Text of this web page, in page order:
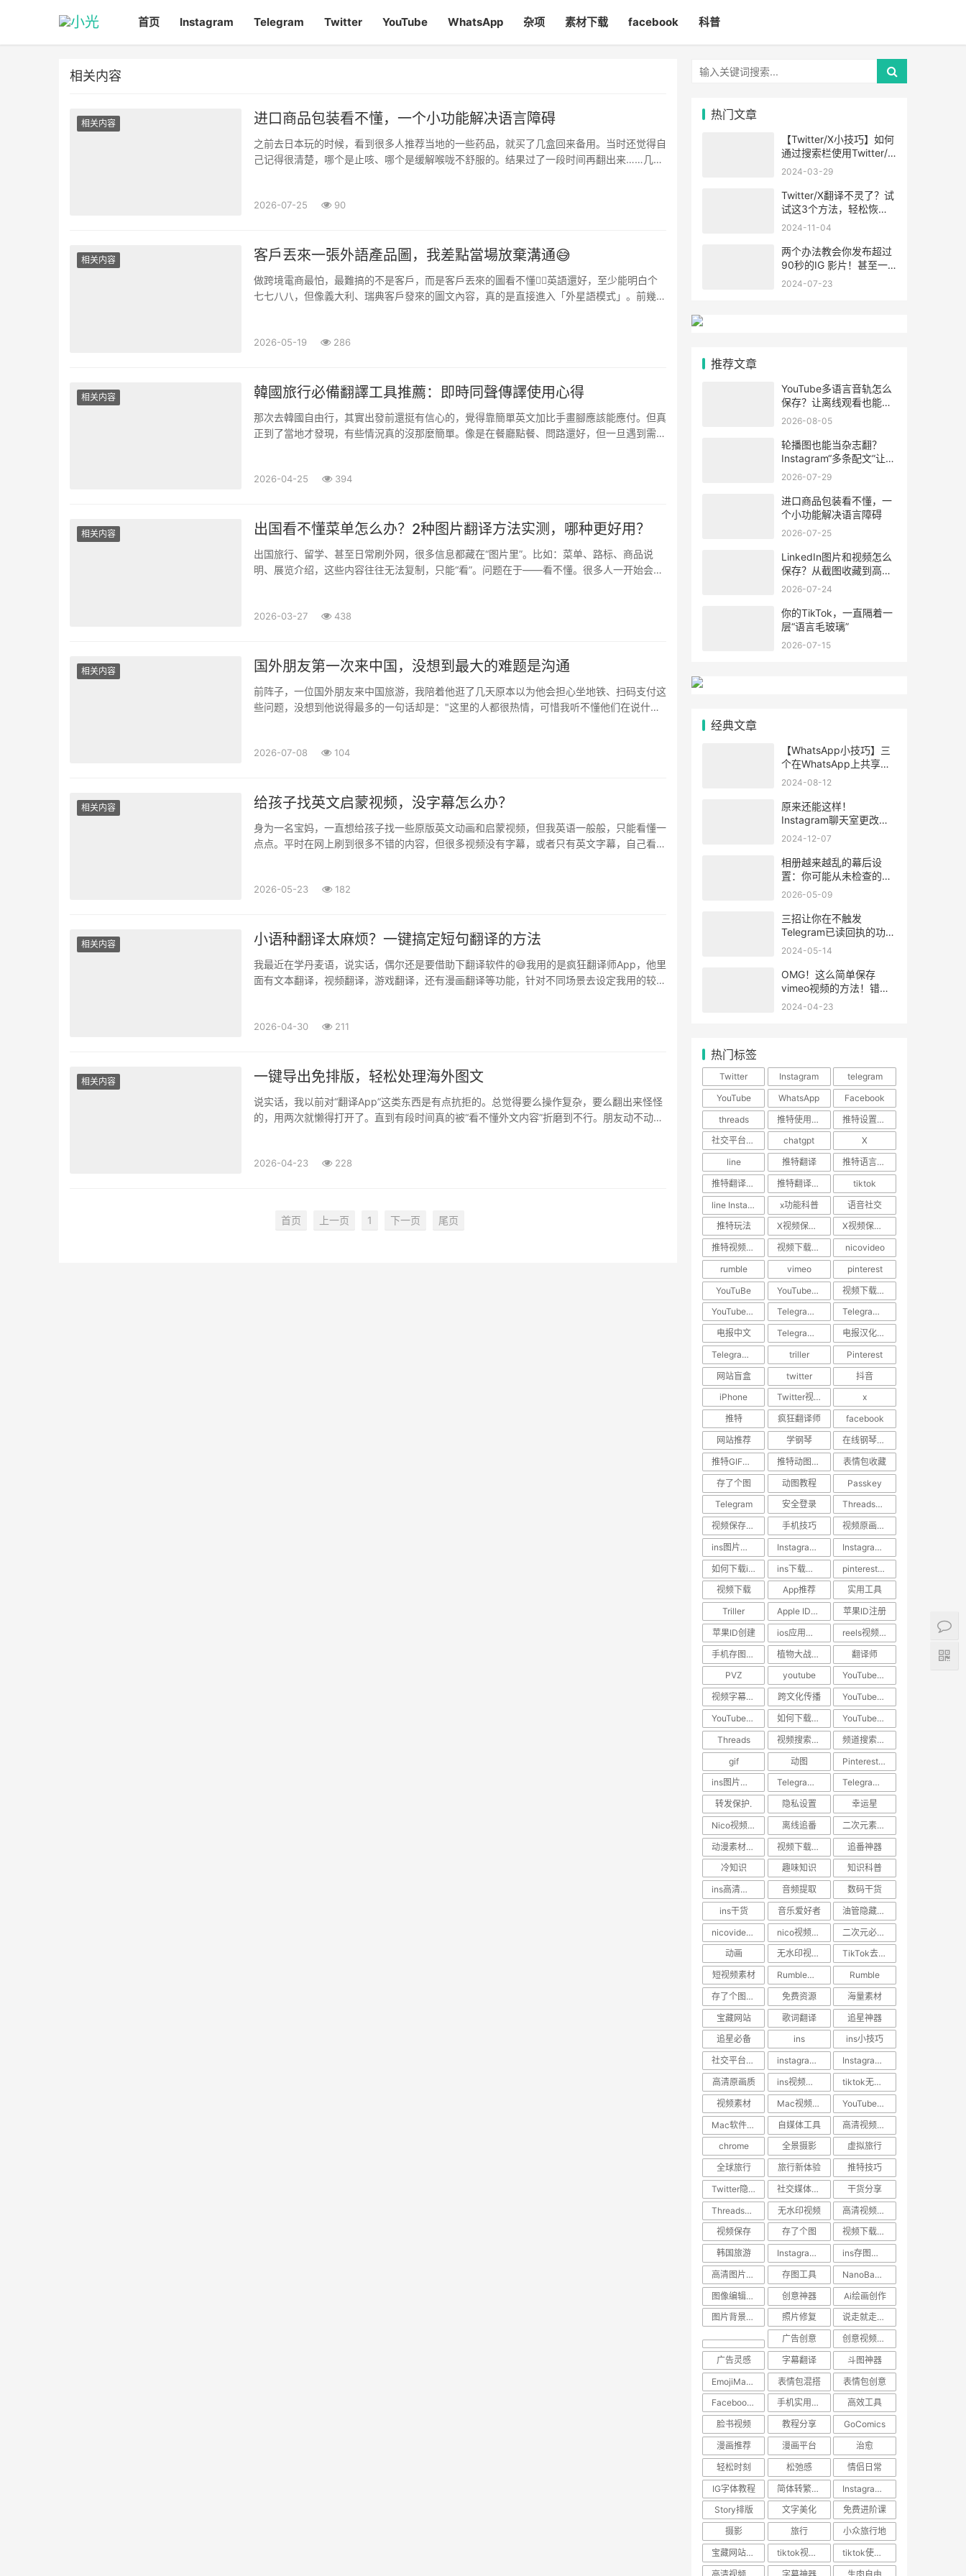
首页 Instagram Telegram Twitter YouTube WhatsApp 杂项 素材下载 facebook 科普
相关内容
相关内容 进口商品包装看不懂，一个小功能解决语言障碍
之前去日本玩的时候，看到很多人推荐当地的一些药品，就买了几盒回来备用。当时还觉得自
己记得很清楚，哪个是止咳、哪个是缓解喉咙不舒服的。结果过了一段时间再翻出来……几个
2026-07-25 90
相关内容 客戶丟來一張外語產品圖，我差點當場放棄溝通😅
做跨境電商最怕，最難搞的不是客戶，而是客戶丟來的圖看不懂😵‍💫英語還好，至少能明白个
七七八八，但像義大利、瑞典客戶發來的圖文內容，真的是直接進入「外星語模式」。前幾天
2026-05-19 286
相关内容 韓國旅行必備翻譯工具推薦：即時同聲傳譯使用心得
那次去韓國自由行，其實出發前還挺有信心的，覺得靠簡單英文加比手畫腳應該能應付。但真
正到了當地才發現，有些情況真的沒那麼簡單。像是在餐廳點餐、問路還好，但一旦遇到需要
2026-04-25 394
相关内容 出国看不懂菜单怎么办？2种图片翻译方法实测，哪种更好用？
出国旅行、留学、甚至日常刷外网，很多信息都藏在“图片里”。比如：菜单、路标、商品说
明、展览介绍，这些内容往往无法复制，只能“看”。问题在于——看不懂。很多人一开始会尝
2026-03-27 438
相关内容 国外朋友第一次来中国，没想到最大的难题是沟通
前阵子，一位国外朋友来中国旅游，我陪着他逛了几天原本以为他会担心坐地铁、扫码支付这
些问题，没想到他说得最多的一句话却是："这里的人都很热情，可惜我听不懂他们在说什
2026-07-08 104
相关内容 给孩子找英文启蒙视频，没字幕怎么办？
身为一名宝妈，一直想给孩子找一些原版英文动画和启蒙视频，但我英语一般般，只能看懂一
点点。平时在网上刷到很多不错的内容，但很多视频没有字幕，或者只有英文字幕，自己看都
2026-05-23 182
相关内容 小语种翻译太麻烦？一键搞定短句翻译的方法
我最近在学丹麦语，说实话，偶尔还是要借助下翻译软件的😅我用的是疯狂翻译师App，他里
面有文本翻译，视频翻译，游戏翻译，还有漫画翻译等功能，针对不同场景去设定我用的较多
2026-04-30 211
相关内容 一键导出免排版，轻松处理海外图文
说实话，我以前对“翻译App”这类东西是有点抗拒的。总觉得要么操作复杂，要么翻出来怪怪
的，用两次就懒得打开了。直到有段时间真的被“看不懂外文内容”折磨到不行。朋友动不动甩
2026-04-23 228
首页 上一页 1 下一页 尾页
热门文章
【Twitter/X小技巧】如何
通过搜索栏使用Twitter/X
的高级搜索功能
2024-03-29
Twitter/X翻译不灵了？试
试这3个方法，轻松恢
复！
2024-11-04
两个办法教会你发布超过
90秒的IG 影片！甚至一
小时！
2024-07-23
推荐文章
YouTube多语言音轨怎么
保存？让离线观看也能听
懂视频内容
2026-08-05
轮播图也能当杂志翻？
Instagram“多条配文”让每
张图学会“自述”
2026-07-29
进口商品包装看不懂，一
个小功能解决语言障碍
2026-07-25
LinkedIn图片和视频怎么
保存？从截图收藏到高清
素材整理的方法
2026-07-24
你的TikTok，一直隔着一
层“语言毛玻璃”
2026-07-15
经典文章
【WhatsApp小技巧】三
个在WhatsApp上共享
Google Drive文件的方法
2024-08-12
原来还能这样！
Instagram聊天室更改好
友昵称功能真的超给力！
2024-12-07
相册越来越乱的幕后设
置：你可能从未检查的
Instagram默认项
2026-05-09
三招让你在不触发
Telegram已读回执的功能
下阅读消息！
2024-05-14
OMG！这么简单保存
vimeo视频的方法！错过
这篇文章你可就损失了一
2024-04-23
热门标签
Twitter Instagram
telegram
YouTube
WhatsApp
Facebook
threads
推特使用技巧
推特设置教程
社交平台使用指南
chatgpt
X
line
推特翻译
推特语言设置
推特翻译功能
推特翻译插件
tiktok
line Instagram
x功能科普
语音社交
推特玩法
X视频保存攻略
X视频保存教程
推特视频下载
视频下载神器
nicovideo
rumble
vimeo
pinterest
YouTuBe
YouTube视频下载
视频下载教程
YouTube视频搬运
​Telegram汉化
Telegram中文设置
电报中文
Telegram使用技巧
电报汉化方法
Telegram教程
triller
Pinterest
网站盲盒
twitter
抖音
iPhone
Twitter视频去水印
x
推特
疯狂翻译师
facebook
网站推荐
学钢琴
在线钢琴学习网站
推特GIF存图
推特动图保存
表情包收藏
存了个图
动图教程
Passkey
Telegram
安全登录
Threads教程
视频保存技巧
手机技巧
视频原画质下载
ins图片下载
Instagram图片保存
Instagram内容下载
如何下载ins照片
ins下载助手
pinterest视频下载
视频下载
App推荐
实用工具
Triller
Apple ID教程
苹果ID注册
苹果ID创建
ios应用下载
reels视频下载教程
手机存图神器
植物大战僵尸
翻译师
PVZ
youtube
YouTube技巧
视频字幕翻译
跨文化传播
YouTube下载
YouTube视频下载
如何下载YouTube视频
YouTube教程
Threads
视频搜索方法
频道搜索方法
gif
动图
Pinterest动图保存
ins图片保存.日常美图
Telegram隐私保护
Telegram技巧
转发保护.
隐私设置
幸运星
Nico视频下载
离线追番
二次元素材下载
动漫素材保存
视频下载工具
追番神器
冷知识
趣味知识
知识科普
ins高清视频下载
音频提取
数码干货
ins干货
音乐爱好者
油管隐藏技巧
nicovideo视频下载
nico视频如何保存到手机
二次元必备工具
动画
无水印视频下载
TikTok去水印
短视频素材
Rumble视频下载
Rumble
存了个图App
免费资源
海量素材
宝藏网站
歌词翻译
追星神器
追星必备
ins
ins小技巧
社交平台教程
instagram点赞记录找回
Instagram视频下载
高清原画质
ins视频压缩原因
tiktok无水印视频下载
视频素材
Mac视频下载工具
YouTube高清下载
Mac软件推荐
自媒体工具
高清视频下载神器
chrome
全景摄影
虚拟旅行
全球旅行
旅行新体验
推特技巧
Twitter隐藏功能
社交媒体小技巧
干货分享
Threads视频下载
无水印视频
高清视频下载
视频保存
存了个图
视频下载神器
韩国旅游
Instagram高清下载
ins存图技巧
高清图片保存
存图工具
NanoBanana
图像编辑工具
创意神器
Ai绘画创作
图片背景转换
照片修复
说走就走的旅行
广告创意
创意视频下载
广告灵感
字幕翻译
斗图神器
EmojiMashup
表情包混搭
表情包创意
Facebook视频保存
手机实用技巧
高效工具
脸书视频
教程分享
GoComics
漫画推荐
漫画平台
治愈
轻松时刻
松弛感
情侣日常
IG字体教程
简体转繁体技巧
Instagram使用技巧
Story排版
文字美化
免费进阶课
摄影
旅行
小众旅行地
宝藏网站推荐
tiktok视频下载
tiktok使用技巧